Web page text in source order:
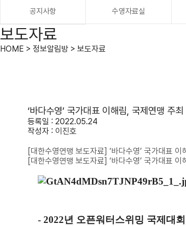
공지사항 수영자료실
보도자료
HOME > 정보알림방 > 보도자료
‘바다수영’ 국가대표 이해림, 국제연맹 주
등록일 : 2022.05.24
작성자 : 이진호
[대한수영연맹 보도자료] ‘바다수영’ 국가대표
[대한수영연맹 보도자료] ‘바다수영’ 국가대표
- 2022년 오픈워터스위밍 국제대